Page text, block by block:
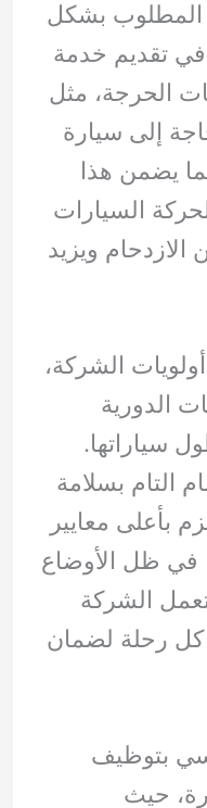
المطلوب بشكل
تقديم خدمة
الحرجة، مثل
إلى سيارة
يضمن هذا
السيارات
ويزيد
الشركة،
الدورية
سياراتها.
التام بسلامة
بأعلى معايير
في ظل الأوضاع
تعمل الشركة
كل رحلة لضمان
بتوظيف
حيث